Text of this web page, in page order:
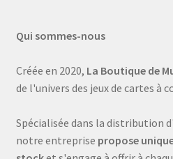
Qui sommes-nous
Créée en 2020, La Boutique de
de l'univers des jeux de cartes à
Spécialisée dans la distribution
notre entreprise propose